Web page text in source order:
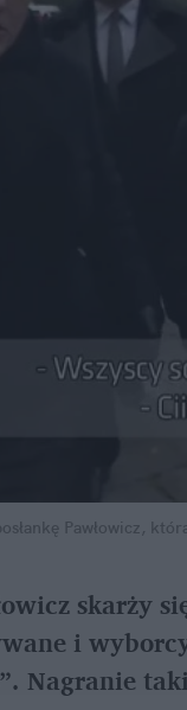
Pawłowicz,
skarży
i
Nagranie